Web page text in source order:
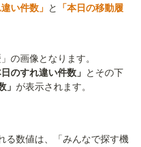
い件数」 と 「本日の移動履
の画像となります。
日のすれ違い件数」 とその下
が表示されます。
る数値は、「みんなで探す機